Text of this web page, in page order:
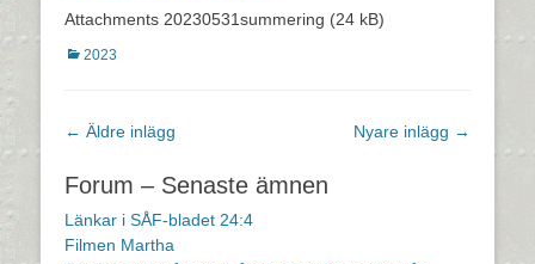
Attachments 20230531summering (24 kB)
Kategorier
2023
Inläggsnavigering
← Äldre inlägg Nyare inlägg →
Forum – Senaste ämnen
Länkar i SÅF-bladet 24:4
Filmen Martha